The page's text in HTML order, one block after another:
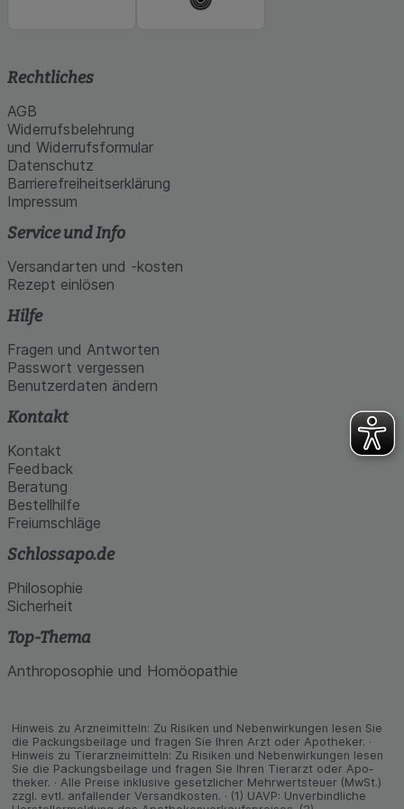
Rechtliches
AGB
Widerrufsbelehrung
und Widerrufsformular
Datenschutz
Barrierefreiheitserklärung
Impressum
Service und Info
Versandarten und -kosten
Rezept einlösen
Hilfe
Fragen und Antworten
Passwort vergessen
Benutzerdaten ändern
Kontakt
Kontakt
Feedback
Beratung
Bestellhilfe
Freiumschläge
Schlossapo.de
Philosophie
Sicherheit
Top-Thema
Anthroposophie und Homöopathie
Hinweis zu Arzneimitteln: Zu Risiken und Neben­wirkungen lesen Sie
die Packungs­beilage und fragen Sie Ihren Arzt oder Apo­theker. ·
Hinweis zu Tier­arz­nei­mitteln: Zu Risiken und Neben­wirkungen lesen
Sie die Packungs­beilage und fragen Sie Ihren Tier­arzt oder Apo­
theker. · Alle Preise inklusive gesetz­licher Mehrwertsteuer (MwSt.)
zzgl. evtl. anfallender Versand­kosten. · (1) UAVP: Unverbindliche